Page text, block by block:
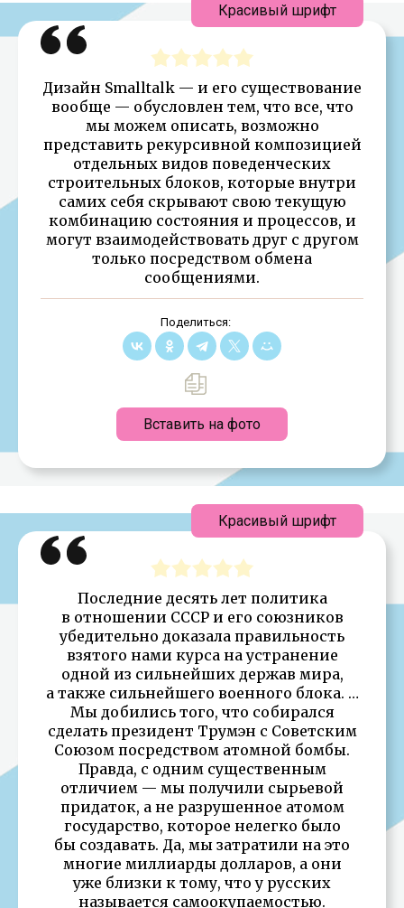
Дизайн Smalltalk — и его существование
вообще — обусловлен тем, что все, что
мы можем описать, возможно
представить рекурсивной композицией
отдельных видов поведенческих
строительных блоков, которые внутри
самих себя скрывают свою текущую
комбинацию состояния и процессов, и
могут взаимодействовать друг с другом
только посредством обмена
сообщениями.
Поделиться:
Вставить на фото
Красивый шрифт
Последние десять лет политика
в отношении СССР и его союзников
убедительно доказала правильность
взятого нами курса на устранение
одной из сильнейших держав мира,
а также сильнейшего военного блока. …
Мы добились того, что собирался
сделать президент Тpумэн с Советским
Союзом посредством атомной бомбы.
Правда, с одним существенным
отличием — мы получили сырьевой
придаток, а не pазpушенное атомом
государство, которое нелегко было
бы создавать. Да, мы затратили на это
многие миллиарды долларов, а они
уже близки к тому, что у русских
называется самоокупаемостью.
Красивый шрифт